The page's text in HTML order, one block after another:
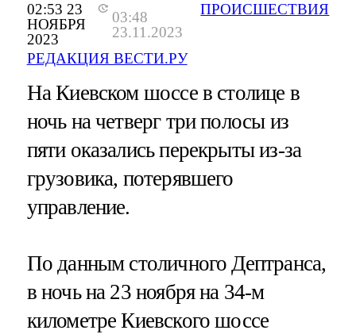
02:53 23
НОЯБРЯ
2023
03:48
23.11.2023
РЕДАКЦИЯ ВЕСТИ.РУ
ПРОИСШЕСТВИЯ
На Киевском шоссе в столице в
ночь на четверг три полосы из
пяти оказались перекрыты из-за
грузовика, потерявшего
управление.
По данным столичного Дептранса,
в ночь на 23 ноября на 34-м
километре Киевского шоссе